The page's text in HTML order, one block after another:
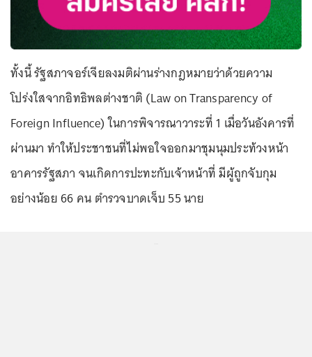
ทั้งนี้ รัฐสภาจอร์เจียลงมติผ่านร่างกฎหมายว่าด้วยความ
โปร่งใสจากอิทธิพลต่างชาติ (Law on Transparency of
Foreign Influence) ในการพิจารณาวาระที่ 1 เมื่อวันอังคารที่
ผ่านมา ทำให้ประชาชนที่ไม่พอใจออกมาชุมนุมประท้วงหน้า
อาคารรัฐสภา จนเกิดการปะทะกับเจ้าหน้าที่ มีผู้ถูกจับกุม
อย่างน้อย 66 คน ตำรวจบาดเจ็บ 55 นาย